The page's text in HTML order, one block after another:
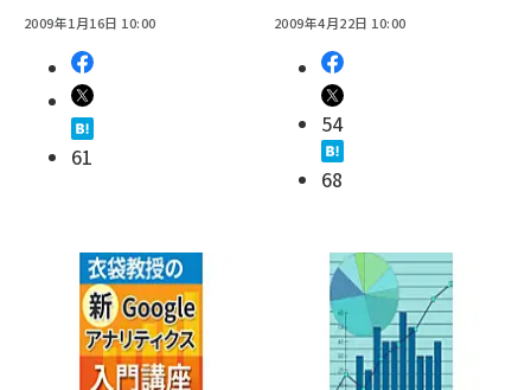
2009年1月16日 10:00
61
2009年4月22日 10:00
54
68